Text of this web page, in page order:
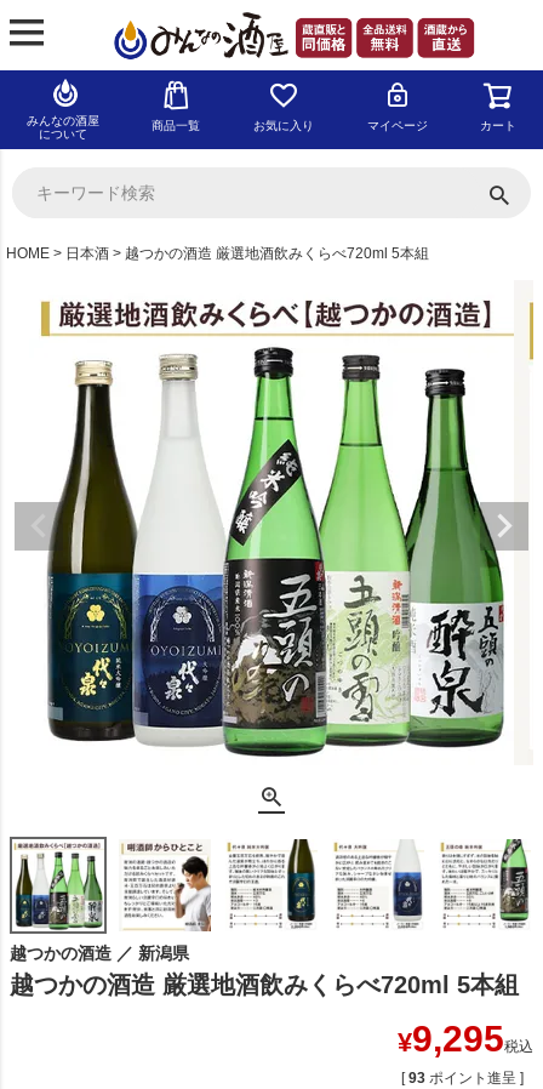
みんなの酒屋
について
商品一覧 お気に入り マイページ カート
HOME 日本酒 越つかの酒造 厳選地酒飲みくらべ720ml 5本組
越つかの酒造 ／ 新潟県
越つかの酒造 厳選地酒飲みくらべ720ml 5本組
¥9,295税込
[ 93 ポイント進呈 ]